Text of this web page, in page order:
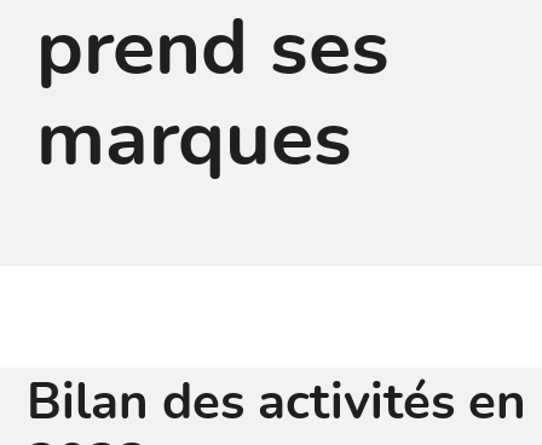
prend ses
marques
Bilan des activités en